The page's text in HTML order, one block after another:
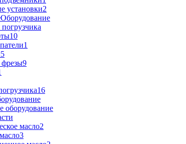
установки2
Оборудование
10
1
5
9
16
оборудование
масло2
3